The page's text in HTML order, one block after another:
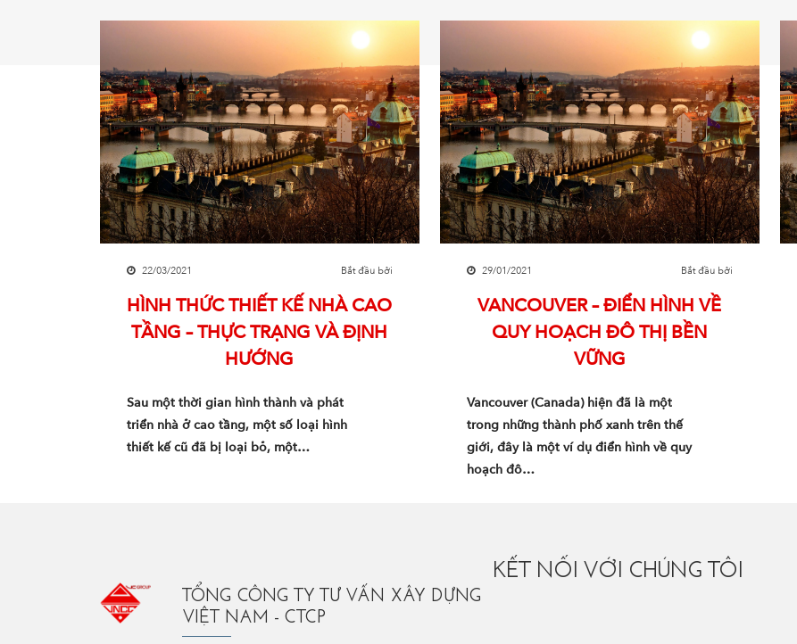
22/03/2021 Bắt đầu bởi
HÌNH THỨC THIẾT KẾ NHÀ CAO
TẦNG – THỰC TRẠNG VÀ ĐỊNH
HƯỚNG
Sau một thời gian hình thành và phát
triển nhà ở cao tầng, một số loại hình
thiết kế cũ đã bị loại bỏ, một…
29/01/2021 Bắt đầu bởi
VANCOUVER – ĐIỂN HÌNH VỀ
QUY HOẠCH ĐÔ THỊ BỀN
VỮNG
Vancouver (Canada) hiện đã là một
trong những thành phố xanh trên thế
giới, đây là một ví dụ điển hình về quy
hoạch đô…
TỔNG CÔNG TY TƯ VẤN XÂY DỰNG
VIỆT NAM - CTCP
KẾT NỐI VỚI CHÚNG TÔI